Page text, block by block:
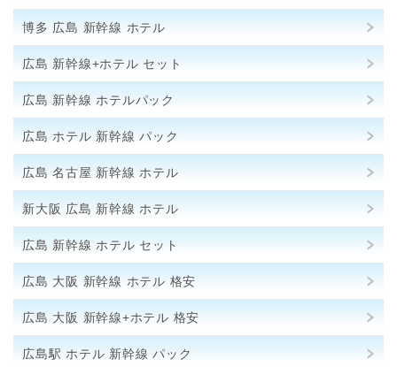
博多 広島 新幹線 ホテル
広島 新幹線+ホテル セット
広島 新幹線 ホテルパック
広島 ホテル 新幹線 パック
広島 名古屋 新幹線 ホテル
新大阪 広島 新幹線 ホテル
広島 新幹線 ホテル セット
広島 大阪 新幹線 ホテル 格安
広島 大阪 新幹線+ホテル 格安
広島駅 ホテル 新幹線 パック